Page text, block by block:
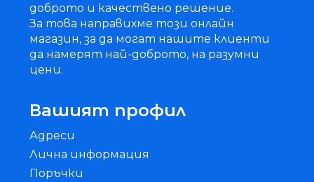
доброто и качествено решение.
За това направихме този онлайн
магазин, за да могат нашите клиенти
да намерят най-доброто, на разумни
цени.
Вашият профил
Адреси
Лична информация
Поръчки